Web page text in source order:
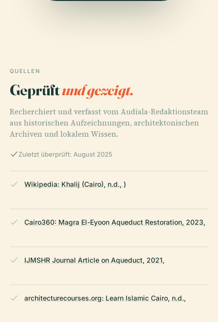
QUELLEN
Geprüftund gezeigt.
Recherchiert und verfasst vom Audiala-Redaktionsteam
aus historischen Aufzeichnungen, architektonischen
Archiven und lokalem Wissen.
Zuletzt überprüft: August 2025
Wikipedia: Khalij (Cairo), n.d., )
Cairo360: Magra El-Eyoon Aqueduct Restoration, 2023,
IJMSHR Journal Article on Aqueduct, 2021,
architecturecourses.org: Learn Islamic Cairo, n.d.,